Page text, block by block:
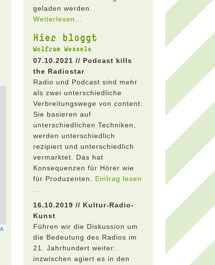
geladen werden.
Weiterlesen...
Hier bloggt
Wolfram Wessels
07.10.2021 // Podcast kills
the Radiostar
Radio und Podcast sind mehr
als zwei unterschiedliche
Verbreitungswege von content.
Sie basieren auf
unterschiedlichen Techniken,
werden unterschiedlich
rezipiert und unterschiedlich
vermarktet. Das hat
Konsequenzen für Hörer wie
für Produzenten. Eintrag lesen
16.10.2019 // Kultur-Radio-
Kunst
Führen wir die Diskussion um
die Bedeutung des Radios im
21. Jahrhundert weiter:
inzwischen agiert es in den